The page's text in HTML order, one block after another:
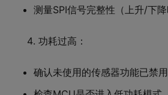
测量SPI信号完整性（上升/下降
功耗过高：
确认未使用的传感器功能已禁用